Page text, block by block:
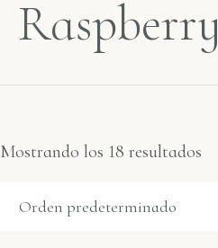
Raspberry
Mostrando los 18 resultados